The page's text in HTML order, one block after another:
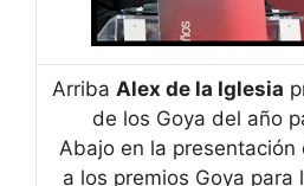
Arriba Alex de la Iglesia
de los Goya del año
Abajo en la
a los premios Goya para